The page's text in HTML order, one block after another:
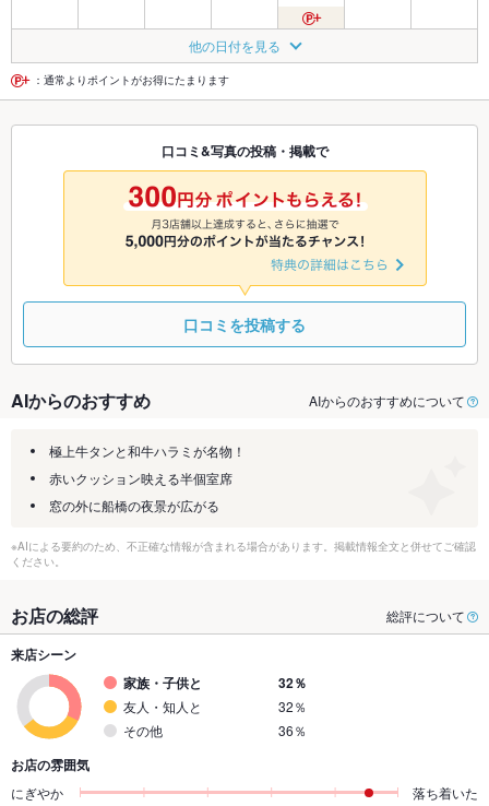
◎ 休
8/25
◎
8/26
◎
8/27
◎ ◎ ◎
8/30 8/31 9/1
◎
9/2
◎
9/3
◎
9/4 9/5
9/8
休
9/9
◎
9/10
◎
9/11
他の日付を見る
：通常よりポイントがお得にたまります
口コミ&写真の投稿・掲載で
口コミを投稿する
AIからのおすすめ AIからのおすすめについて
極上牛タンと和牛ハラミが名物！
赤いクッション映える半個室席
窓の外に船橋の夜景が広がる
※AIによる要約のため、不正確な情報が含まれる場合があります。掲載情報全文と併せてご確認
ください。
お店の総評 総評について
来店シーン
家族・子供と
32％
友人・知人と
32％
その他
36％
お店の雰囲気
にぎやか
落ち着いた